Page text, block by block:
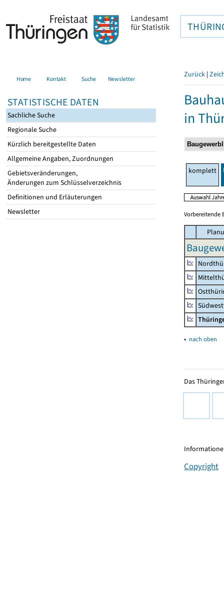
Home Kontakt Suche Newsletter
STATISTISCHE DATEN
Sachliche Suche
Regionale Suche
Kürzlich bereitgestellte Daten
Allgemeine Angaben, Zuordnungen
Gebietsveränderungen,
Änderungen zum Schlüsselverzeichnis
Definitionen und Erläuterungen
Newsletter
Zurück |
in
komplett
Vorbereitende
▴ nach oben
Das
Copyright